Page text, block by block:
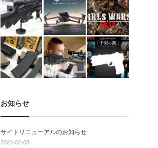
お知らせ
サイトリニューアルのお知らせ
2023-02-08